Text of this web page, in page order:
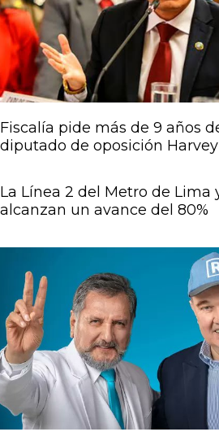
Fiscalía pide más de 9 años
diputado de oposición
La Línea 2 del Metro de Lima
alcanzan un avance del 80%